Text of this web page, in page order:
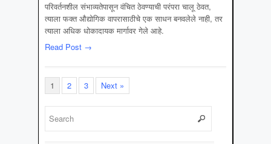
परिवर्तनशील संभाव्यतेपासून वंचित ठेवण्याची परंपरा चालू ठेवत,
त्याला फक्त औद्योगिक वापरासाठीचे एक साधन बनवलेले नाही, तर
त्याला अधिक धोकादायक मार्गावर गेले आहे.
Read Post →
1 2 3 Next »